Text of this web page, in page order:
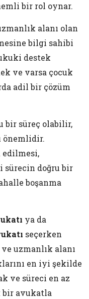
bir rol oynar.
alanı olan
bilgi sahibi
destek
ve varsa çocuk
adil bir çözüm
bir süreç olabilir,
önemlidir.
edilmesi,
sürecin doğru bir
boşanma
ya da
seçerken
uzmanlık alanı
en iyi şekilde
ve süreci en az
bir avukatla